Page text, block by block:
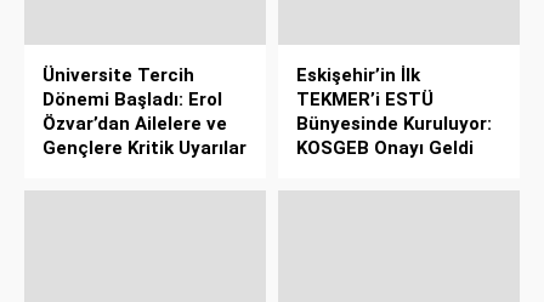
Üniversite Tercih
Dönemi Başladı: Erol
Özvar’dan Ailelere ve
Gençlere Kritik Uyarılar
Eskişehir’in İlk
TEKMER’i ESTÜ
Bünyesinde Kuruluyor:
KOSGEB Onayı Geldi